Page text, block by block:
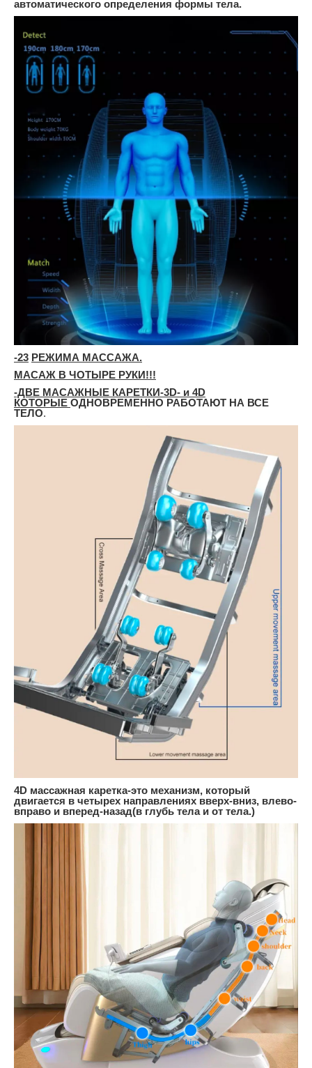
автоматического определения формы тела.
-23 РЕЖИМА МАССАЖА.
МАСАЖ В ЧОТЫРЕ РУКИ!!!
-ДВЕ МАСАЖНЫЕ КАРЕТКИ-3D- и 4D
КОТОРЫЕ ОДНОВРЕМЕННО РАБОТАЮТ НА ВСЕ
ТЕЛО.
4D массажная каретка-это механизм, который
двигается в четырех направлениях вверх-вниз, влево-
вправо и вперед-назад(в глубь тела и от тела.)